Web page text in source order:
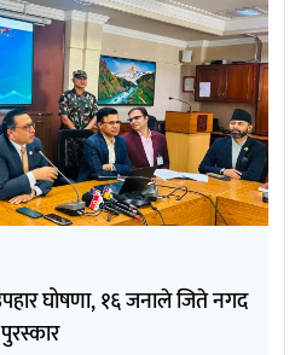
घोषणा, १६ जनाले जिते नगद
पुरस्कार